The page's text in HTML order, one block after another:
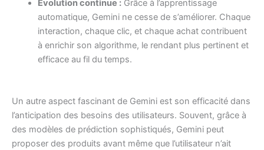
Évolution continue :Grâce à l’apprentissage
automatique, Gemini ne cesse de s’améliorer. Chaque
interaction, chaque clic, et chaque achat contribuent
à enrichir son algorithme, le rendant plus pertinent et
efficace au fil du temps.
Un autre aspect fascinant de Gemini est son efficacité dans
l’anticipation des besoins des utilisateurs. Souvent, grâce à
des modèles de prédiction sophistiqués, Gemini peut
proposer des produits avant même que l’utilisateur n’ait